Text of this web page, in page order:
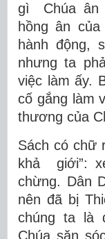
gì Chúa ân
hồng ân
hành động,
nhưng ta
việc làm ấy.
cố gắng làm
thương của
Sách có chữ
khả giới”:
chừng. Dân
nên đã bị
chúng ta là
Chúa săn